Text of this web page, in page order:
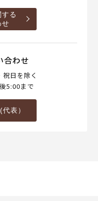
る
せ
合わせ
日を除く
5:00まで
表）